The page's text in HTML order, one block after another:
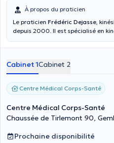
À propos du praticien
Le praticien Frédéric Dejasse,
depuis 2000. Il est spécialisé en
Médical Corps-Santé à Gembloux
cabinet privé, joignez-le svp au
vous avec lui ou cliquez
rendez-vous » directement
Doctoranytime. Ponctuel et
ses nombreuses années
Cabinet 1Cabinet 2
Centre Médical Corps-Santé
Centre Médical Corps-Santé
Chaussée de Tirlemont 90,
Prochaine disponibilité